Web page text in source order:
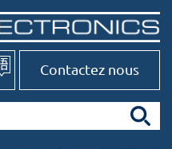
Contactez nous